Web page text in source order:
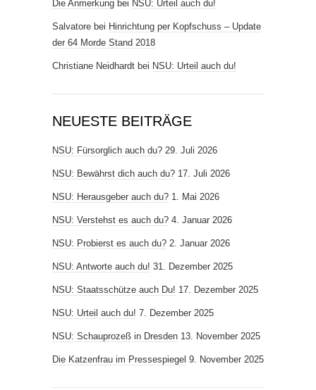
Die Anmerkung bei NSU: Urteil auch du!
Salvatore bei Hinrichtung per Kopfschuss – Update
der 64 Morde Stand 2018
Christiane Neidhardt bei NSU: Urteil auch du!
NEUESTE BEITRÄGE
NSU: Fürsorglich auch du? 29. Juli 2026
NSU: Bewährst dich auch du? 17. Juli 2026
NSU: Herausgeber auch du? 1. Mai 2026
NSU: Verstehst es auch du? 4. Januar 2026
NSU: Probierst es auch du? 2. Januar 2026
NSU: Antworte auch du! 31. Dezember 2025
NSU: Staatsschütze auch Du! 17. Dezember 2025
NSU: Urteil auch du! 7. Dezember 2025
NSU: Schauprozeß in Dresden 13. November 2025
Die Katzenfrau im Pressespiegel 9. November 2025